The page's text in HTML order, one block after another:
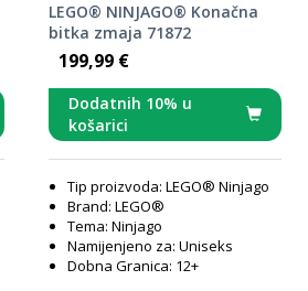
LEGO® NINJAGO® Konačna
bitka zmaja 71872
199,99 €
Dodatnih 10% u
košarici
Tip proizvoda: LEGO® Ninjago
Brand: LEGO®
Tema: Ninjago
Namijenjeno za: Uniseks
Dobna Granica: 12+